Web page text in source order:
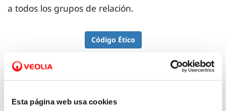
Esta página web usa cookies
a todos los grupos de relación.
Código Ético
Canal Ético